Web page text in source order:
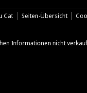
Cat Seiten-Übersicht
Informationen nicht